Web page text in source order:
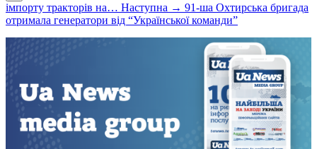
імпорту тракторів на… Наступна → 91-ша Охтирська бригада
отримала генератори від “Української команди”